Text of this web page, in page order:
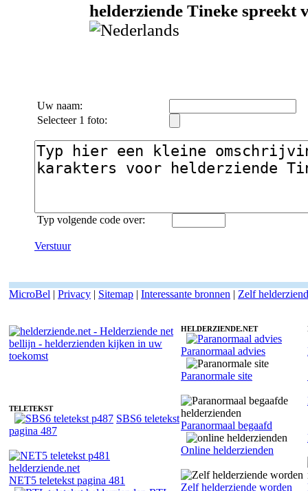
helderziende Tineke spreekt
Uw naam:
Selecteer 1 foto:
Typ volgende code over:
Verstuur
MicroBel | Privacy | Sitemap | Interessante bronnen | Zelf
TELETEKST
SBS6 teletekst
pagina 487
NET5 teletekst pagina 481
HELDERZIENDE.NET
Paranormaal advies
Paranormale site
Paranormaal begaafd
Online helderzienden
Zelf helderziende worden